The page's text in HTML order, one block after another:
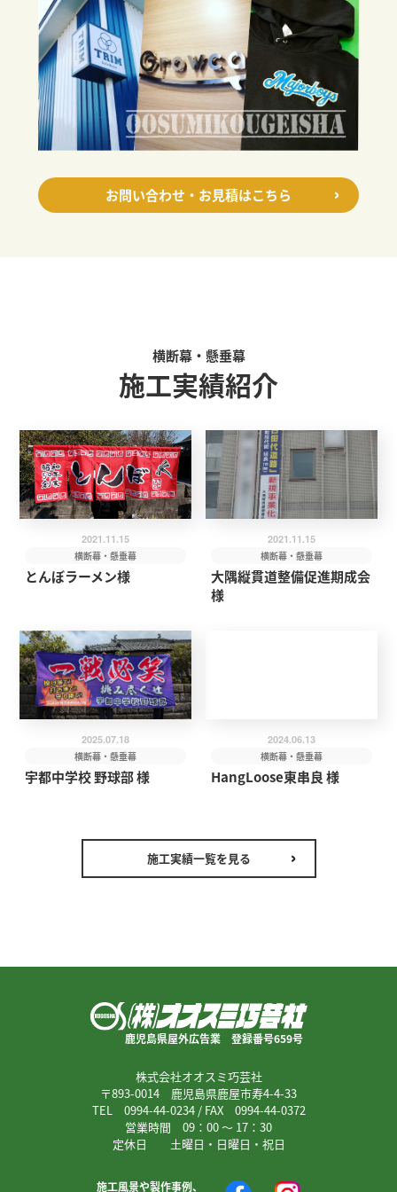
お問い合わせ・お見積はこちら
横断幕・懸垂幕
施工実績紹介
2021.11.15
横断幕・懸垂幕
とんぼラーメン様
2021.11.15
横断幕・懸垂幕
大隅縦貫道整備促進期成会
様
2025.07.18
横断幕・懸垂幕
宇都中学校 野球部 様
2024.06.13
横断幕・懸垂幕
HangLoose東串良 様
施工実績一覧を見る
鹿児島県屋外広告業 登録番号659号
株式会社オオスミ巧芸社
〒893-0014 鹿児島県鹿屋市寿4-4-33
TEL 0994-44-0234 / FAX 0994-44-0372
営業時間 09：00 ～ 17：30
定休日 土曜日・日曜日・祝日
施工風景や製作事例、